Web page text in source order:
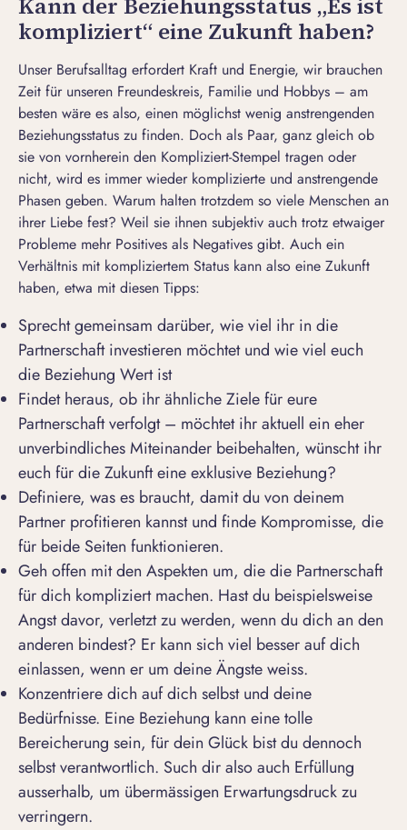
Kann der Beziehungsstatus „Es ist
kompliziert“ eine Zukunft haben?
Unser Berufsalltag erfordert Kraft und Energie, wir brauchen
Zeit für unseren Freundeskreis, Familie und Hobbys – am
besten wäre es also, einen möglichst wenig anstrengenden
Beziehungsstatus zu finden. Doch als Paar, ganz gleich ob
sie von vornherein den Kompliziert-Stempel tragen oder
nicht, wird es immer wieder komplizierte und anstrengende
Phasen geben. Warum halten trotzdem so viele Menschen an
ihrer Liebe fest? Weil sie ihnen subjektiv auch trotz etwaiger
Probleme mehr Positives als Negatives gibt. Auch ein
Verhältnis mit kompliziertem Status kann also eine Zukunft
haben, etwa mit diesen Tipps:
Sprecht gemeinsam darüber, wie viel ihr in die
Partnerschaft investieren möchtet und wie viel euch
die Beziehung Wert ist
Findet heraus, ob ihr ähnliche Ziele für eure
Partnerschaft verfolgt – möchtet ihr aktuell ein eher
unverbindliches Miteinander beibehalten, wünscht ihr
euch für die Zukunft eine exklusive Beziehung?
Definiere, was es braucht, damit du von deinem
Partner profitieren kannst und finde Kompromisse, die
für beide Seiten funktionieren.
Geh offen mit den Aspekten um, die die Partnerschaft
für dich kompliziert machen. Hast du beispielsweise
Angst davor, verletzt zu werden, wenn du dich an den
anderen bindest? Er kann sich viel besser auf dich
einlassen, wenn er um deine Ängste weiss.
Konzentriere dich auf dich selbst und deine
Bedürfnisse. Eine Beziehung kann eine tolle
Bereicherung sein, für dein Glück bist du dennoch
selbst verantwortlich. Such dir also auch Erfüllung
ausserhalb, um übermässigen Erwartungsdruck zu
verringern.